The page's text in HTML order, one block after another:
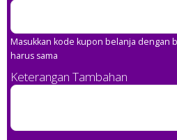
Masukkan kode kupon belanja dengan
harus sama
Keterangan Tambahan